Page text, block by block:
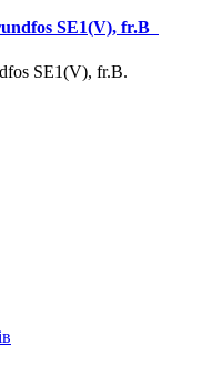
SE1(V), fr.B
SE1(V), fr.B.